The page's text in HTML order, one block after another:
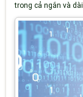
trong cả ngắn và